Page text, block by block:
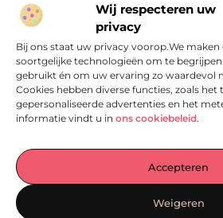
Wij respecteren uw
privacy
Bij ons staat uw privacy voorop.We
soortgelijke technologieën om te
gebruikt én om uw ervaring zo waardevol
Cookies hebben diverse functies, zoals het
gepersonaliseerde advertenties en het
informatie vindt u in ons cookiebeleid.
Accepteren
Weigeren
zetten
, praktische tips waar je écht
vandaag op
Onze informatie